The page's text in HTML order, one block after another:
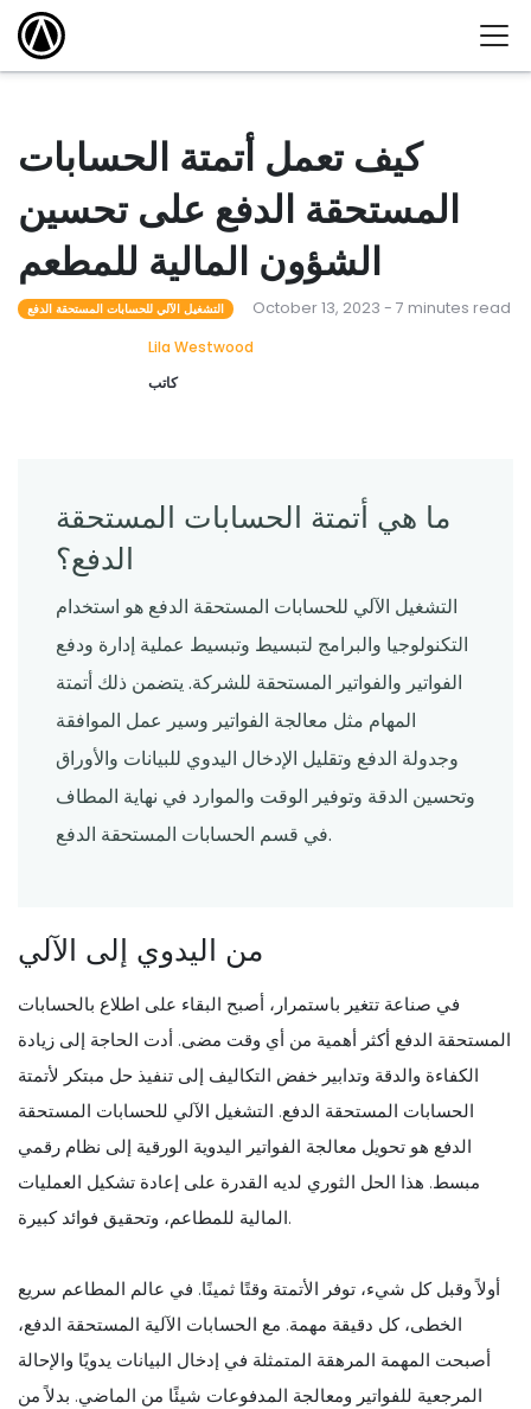
كيف تعمل أتمتة الحسابات
المستحقة الدفع على تحسين
الشؤون المالية للمطعم
التشغيل الآلي للحسابات المستحقة الدفع
October 13, 2023 - 7 minutes read
Lila Westwood
كاتب
ما هي أتمتة الحسابات المستحقة
الدفع؟
التشغيل الآلي للحسابات المستحقة الدفع هو استخدام
التكنولوجيا والبرامج لتبسيط وتبسيط عملية إدارة ودفع
الفواتير والفواتير المستحقة للشركة. يتضمن ذلك أتمتة
المهام مثل معالجة الفواتير وسير عمل الموافقة
وجدولة الدفع وتقليل الإدخال اليدوي للبيانات والأوراق
وتحسين الدقة وتوفير الوقت والموارد في نهاية المطاف
في قسم الحسابات المستحقة الدفع.
من اليدوي إلى الآلي
في صناعة تتغير باستمرار، أصبح البقاء على اطلاع بالحسابات
المستحقة الدفع أكثر أهمية من أي وقت مضى. أدت الحاجة إلى زيادة
الكفاءة والدقة وتدابير خفض التكاليف إلى تنفيذ حل مبتكر لأتمتة
الحسابات المستحقة الدفع. التشغيل الآلي للحسابات المستحقة
الدفع هو تحويل معالجة الفواتير اليدوية الورقية إلى نظام رقمي
مبسط. هذا الحل الثوري لديه القدرة على إعادة تشكيل العمليات
المالية للمطاعم، وتحقيق فوائد كبيرة.
أولاً وقبل كل شيء، توفر الأتمتة وقتًا ثمينًا. في عالم المطاعم سريع
الخطى، كل دقيقة مهمة. مع الحسابات الآلية المستحقة الدفع،
أصبحت المهمة المرهقة المتمثلة في إدخال البيانات يدويًا والإحالة
المرجعية للفواتير ومعالجة المدفوعات شيئًا من الماضي. بدلاً من